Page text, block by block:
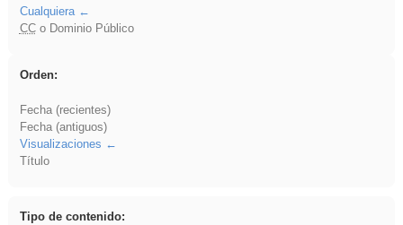
Cualquiera
CCo Dominio Público
Orden:
Fecha (recientes)
Fecha (antiguos)
Visualizaciones
Título
Tipo de contenido: